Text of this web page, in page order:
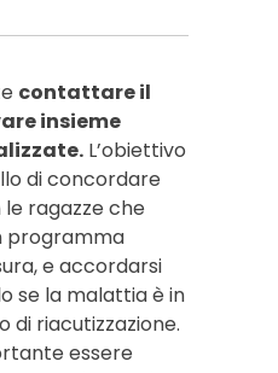
contattare il
insieme
L’obiettivo
di concordare
ragazze che
programma
e accordarsi
se la malattia è in
di riacutizzazione.
essere